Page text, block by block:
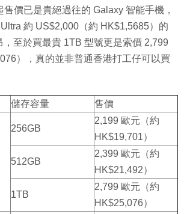
價已是貴絕過往的 Galaxy 智能手機，
約 US$2,000（約 HK$1,5685）的
，至於買最貴 1TB 型號更是索價 2,799
），真的並非普通香港打工仔可以買
儲存容量 售價
256GB
2,199 歐元（約
HK$19,701）
512GB
2,399 歐元（約
HK$21,492）
1TB
2,799 歐元（約
HK$25,076）